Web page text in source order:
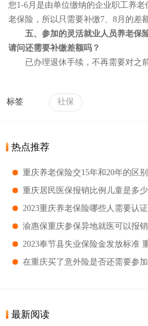
您1-6月是由单位缴纳的企业职工养
老保险，所以只需要补缴7、8月的差
五、参加的灵活就业人员养老保
请问还需要补缴差额吗？
已办理退休手续，不再需要对之前
标签 社保
热点推荐
最新阅读